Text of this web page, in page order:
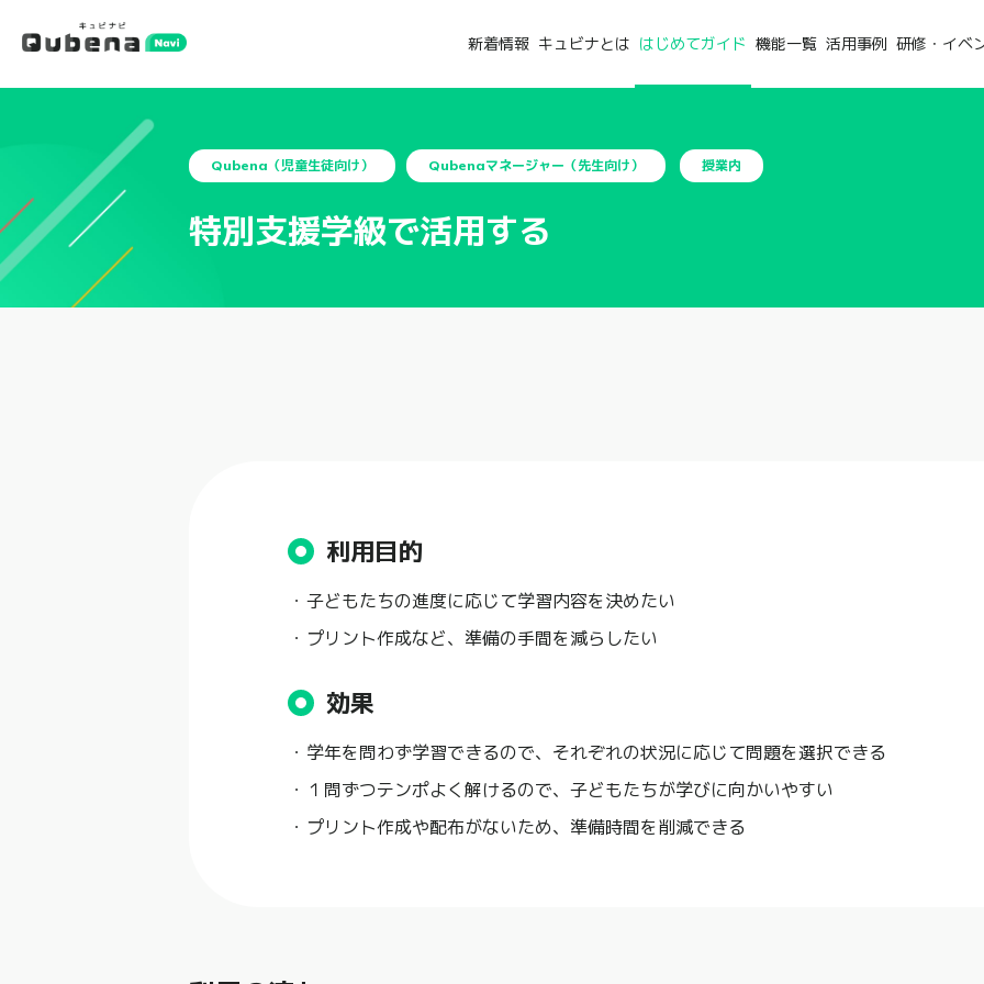
新着情報 キュビナとは はじめてガイド 機能一覧 活用事例 研修・イベ
Qubena（児童生徒向け） Qubenaマネージャー（先生向け） 授業内
特別支援学級で活用する
利用目的
子どもたちの進度に応じて学習内容を決めたい
プリント作成など、準備の手間を減らしたい
効果
学年を問わず学習できるので、それぞれの状況に応じて問題を選択できる
１問ずつテンポよく解けるので、子どもたちが学びに向かいやすい
プリント作成や配布がないため、準備時間を削減できる